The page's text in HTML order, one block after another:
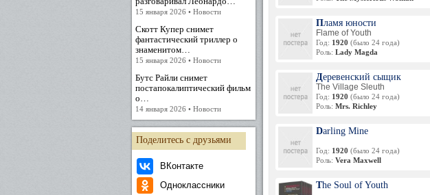
15 января 2026 • Новости
Скотт Купер снимет
фантастический триллер о
знаменитом…
15 января 2026 • Новости
Бутс Райли снимет
постапокалиптический фильм
о…
14 января 2026 • Новости
Поделитесь с друзьями
ВКонтакте
Одноклассники
Пламя юности
Flame of Youth
Год: 1920 (было 24 года)
Роль: Lady Magda
Деревенский сыщик
The Village Sleuth
Год: 1920 (было 24 года)
Роль: Mrs. Richley
Darling Mine
Год: 1920 (было 24 года)
Роль: Vera Maxwell
The Soul of Youth